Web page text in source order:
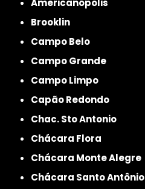
Brooklin
Campo Belo
Campo Grande
Campo Limpo
Capão Redondo
Chac. Sto Antonio
Chácara Flora
Chácara Monte Alegre
Chácara Santo Antônio